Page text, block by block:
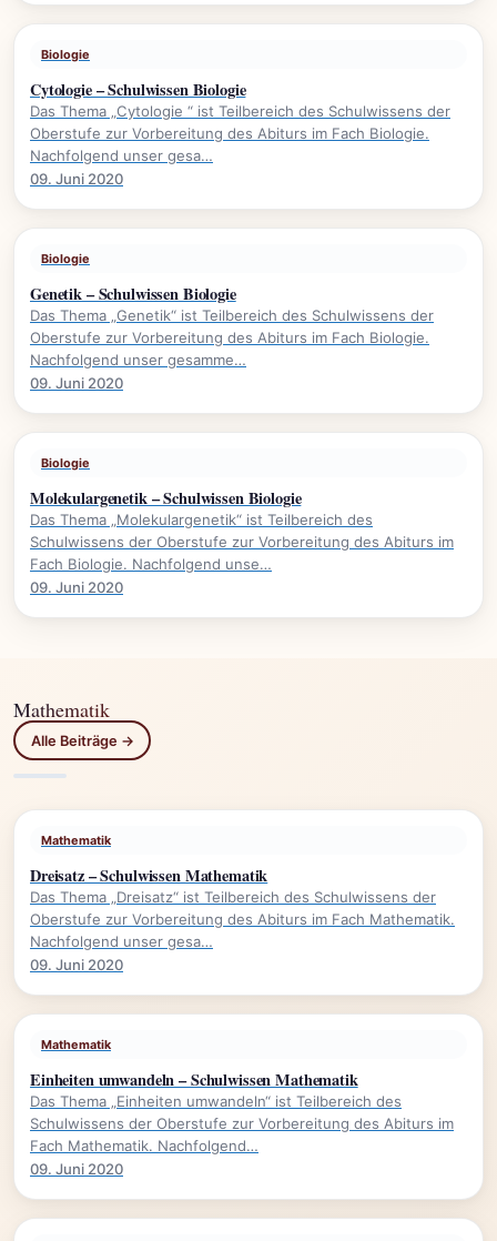
Biologie
Cytologie – Schulwissen Biologie
Das Thema „Cytologie “ ist Teilbereich des Schulwissens der
Oberstufe zur Vorbereitung des Abiturs im Fach Biologie.
Nachfolgend unser gesa…
09. Juni 2020
Biologie
Genetik – Schulwissen Biologie
Das Thema „Genetik“ ist Teilbereich des Schulwissens der
Oberstufe zur Vorbereitung des Abiturs im Fach Biologie.
Nachfolgend unser gesamme…
09. Juni 2020
Biologie
Molekulargenetik – Schulwissen Biologie
Das Thema „Molekulargenetik“ ist Teilbereich des
Schulwissens der Oberstufe zur Vorbereitung des Abiturs im
Fach Biologie. Nachfolgend unse…
09. Juni 2020
Mathematik
Alle Beiträge →
Mathematik
Dreisatz – Schulwissen Mathematik
Das Thema „Dreisatz“ ist Teilbereich des Schulwissens der
Oberstufe zur Vorbereitung des Abiturs im Fach Mathematik.
Nachfolgend unser gesa…
09. Juni 2020
Mathematik
Einheiten umwandeln – Schulwissen Mathematik
Das Thema „Einheiten umwandeln“ ist Teilbereich des
Schulwissens der Oberstufe zur Vorbereitung des Abiturs im
Fach Mathematik. Nachfolgend…
09. Juni 2020